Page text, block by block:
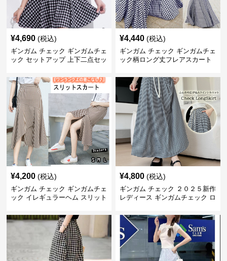
¥4,690 (税込)
ギンガム チェック ギンガムチェ
ック セットアップ 上下二点セッ
¥4,440 (税込)
ギンガム チェック ギンガムチェ
ック柄ロング丈フレアスカート
¥4,200 (税込)
ギンガム チェック ギンガムチェ
ック イレギュラーヘム スリット
¥4,800 (税込)
ギンガム チェック ２０２５新作
レディース ギンガムチェック ロ